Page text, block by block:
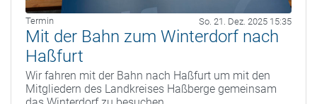
Termin So. 21. Dez. 2025 15:35
Mit der Bahn zum Winterdorf nach
Haßfurt
Wir fahren mit der Bahn nach Haßfurt um mit den
Mitgliedern des Landkreises Haßberge gemeinsam